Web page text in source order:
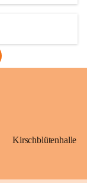
Kirschblütenhalle